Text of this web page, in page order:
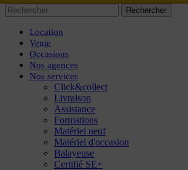
Rechercher
Location
Vente
Occasions
Nos agences
Nos services
Click&collect
Livraison
Assistance
Formations
Matériel neuf
Matériel d'occasion
Balayeuse
Certifié SE+